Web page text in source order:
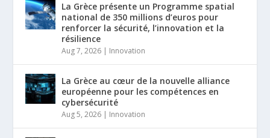
La Grèce présente un Programme spatial
national de 350 millions d’euros pour
renforcer la sécurité, l’innovation et la
résilience
Aug 7, 2026 | Innovation
La Grèce au cœur de la nouvelle alliance
européenne pour les compétences en
cybersécurité
Aug 5, 2026 | Innovation